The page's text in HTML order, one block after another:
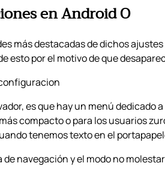
en Android O
más destacadas de dichos
esto por el motivo de que
es que hay un menú dedicado
compacto o para los usuarios
tenemos texto en el
de navegación y el modo no